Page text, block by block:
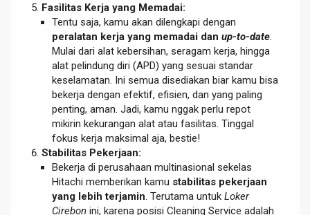
Fasilitas Kerja yang Memadai:
Tentu saja, kamu akan dilengkapi dengan
peralatan kerja yang memadai dan up-to-date
Mulai dari alat kebersihan, seragam kerja, hingga
alat pelindung diri (APD) yang sesuai standar
keselamatan. Ini semua disediakan biar kamu bisa
bekerja dengan efektif, efisien, dan yang paling
penting, aman. Jadi, kamu nggak perlu repot
mikirin kekurangan alat atau fasilitas. Tinggal
fokus kerja maksimal aja, bestie!
Stabilitas Pekerjaan:
Bekerja di perusahaan multinasional sekelas
Hitachi memberikan kamu stabilitas pekerjaan
yang lebih terjamin . Terutama untuk Loker
Cirebon ini, karena posisi Cleaning Service adalah